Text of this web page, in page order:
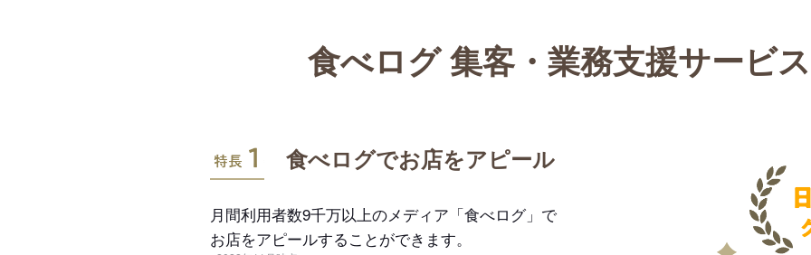
食べログ 集客・業務支援サービ
特長1
食べログでお店をアピール
月間利用者数9千万以上のメディア「食べログ」で
お店をアピールすることができます。